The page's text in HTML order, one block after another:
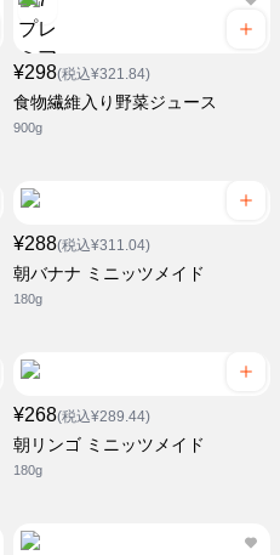
¥298(税込¥321.84)
食物繊維入り野菜ジュース
900g
¥288(税込¥311.04)
朝バナナ ミニッツメイド
180g
¥268(税込¥289.44)
朝リンゴ ミニッツメイド
180g